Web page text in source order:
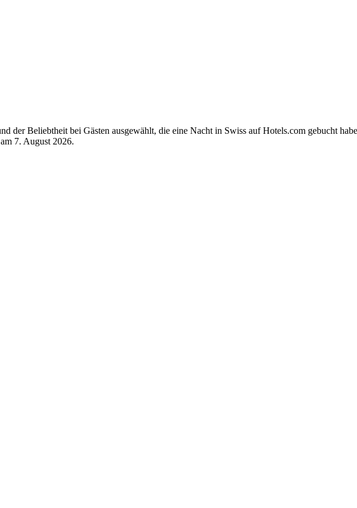
der Beliebtheit bei Gästen ausgewählt, die eine Nacht in Swiss auf Hotels.com gebucht
7. August 2026.